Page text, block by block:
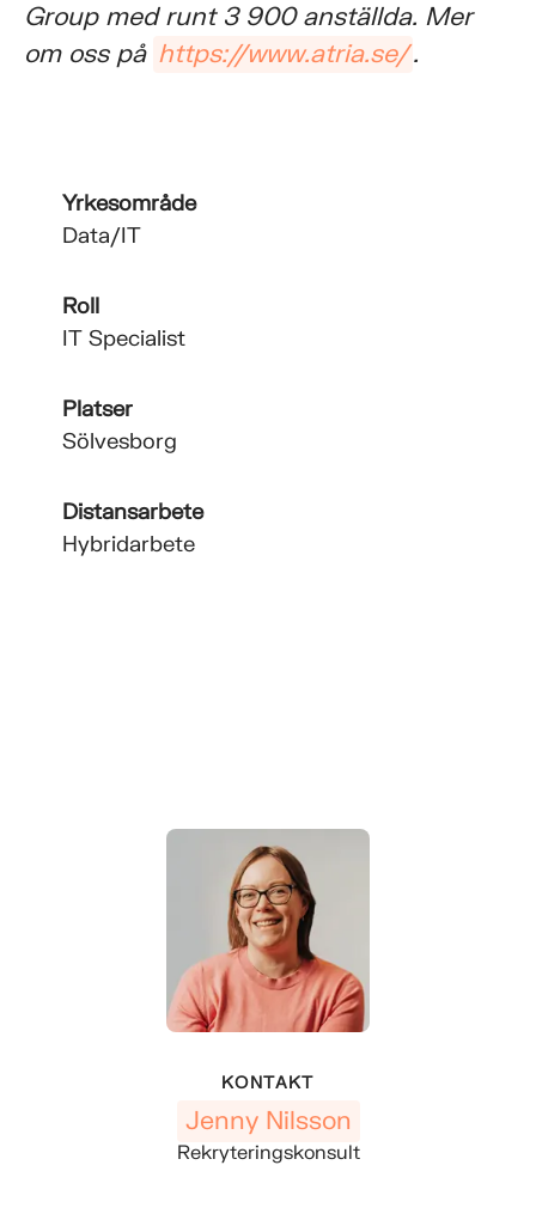
Group med runt 3 900 anställda. Mer
om oss på https://www.atria.se/.
Yrkesområde
Data/IT
Roll
IT Specialist
Platser
Sölvesborg
Distansarbete
Hybridarbete
KONTAKT
Jenny Nilsson
Rekryteringskonsult